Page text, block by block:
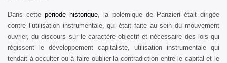
Dans cettepériode historique, la polémique de Panzieri était dirigée
contre l’utilisation instrumentale, qui était faite au sein du mouvement
ouvrier, du discours sur le caractère objectif et nécessaire des lois qui
régissent le développement capitaliste, utilisation instrumentale qui
tendait à occulter ou à faire oublier la contradiction entre le capital et le